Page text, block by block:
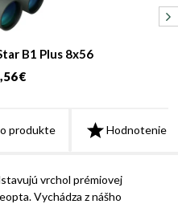
B1 Plus 8x56
€
produkte Hodnotenie
vrchol prémiovej
Vychádza z nášho